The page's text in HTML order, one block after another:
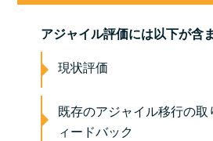
アジャイル評価には以下が含
現状評価
既存のアジャイル移行の取
ィードバック